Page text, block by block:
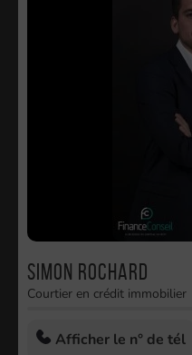
Simon ROCHARD
Courtier en crédit immobilier
Afficher le n° de tél